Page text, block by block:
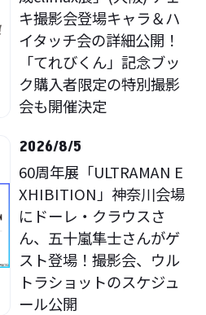
キ撮影会登場キャラ＆ハ
イタッチ会の詳細公開！
「てれびくん」記念ブッ
ク購入者限定の特別撮影
会も開催決定
2026/8/5
60周年展「ULTRAMAN E
XHIBITION」神奈川会場
にドーレ・クラウスさ
ん、五十嵐隼士さんがゲ
スト登場！撮影会、ウル
トラショットのスケジュ
ール公開